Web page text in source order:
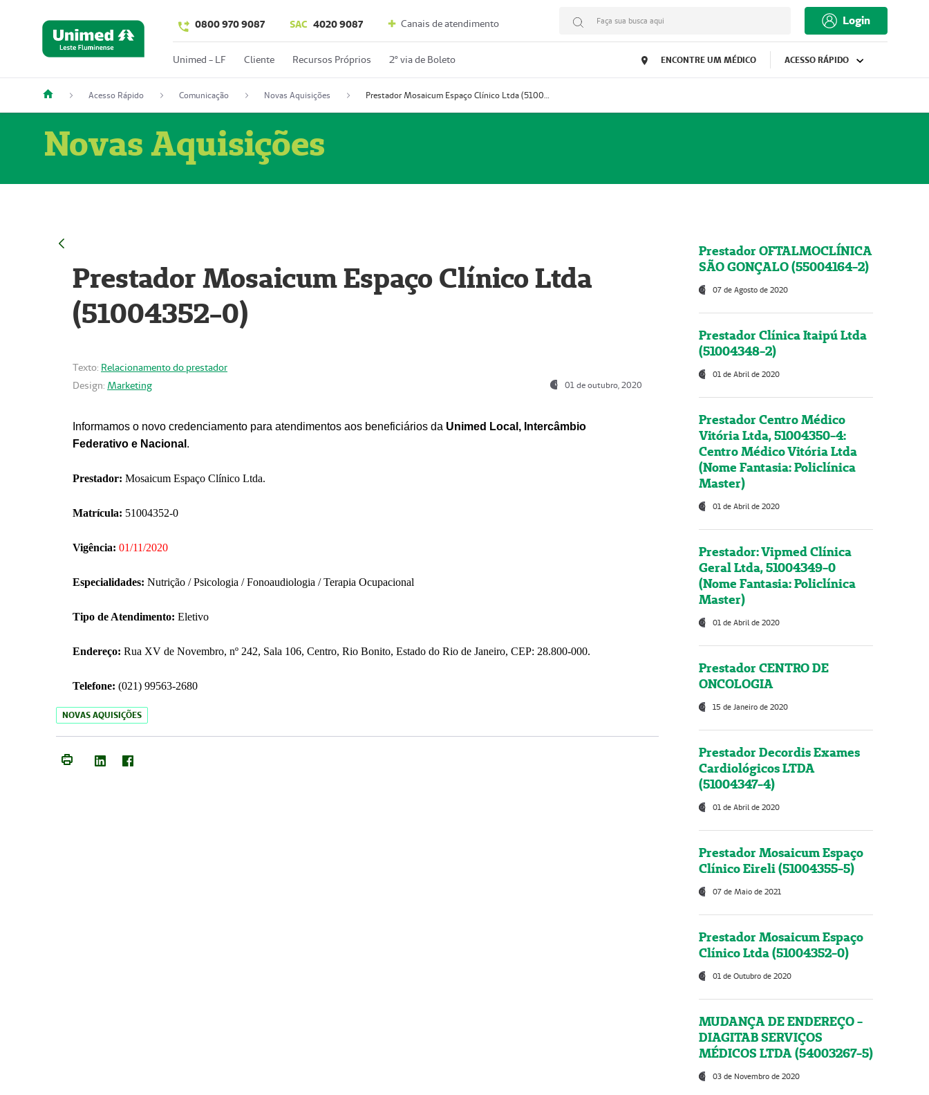
0800 970 9087 SAC 4020 9087 Canais de atendimento Faça sua busca aqui Login
Unimed - LF Cliente Recursos Próprios 2º via de Boleto ENCONTRE UM MÉDICO ACESSO RÁPIDO
Acesso Rápido Comunicação Novas Aquisições Prestador Mosaicum Espaço Clínico Ltda (51004352-0)
Novas Aquisições
Prestador Mosaicum Espaço Clínico Ltda
(51004352-0)
Texto: Relacionamento do prestador
Design: Marketing 01 de outubro, 2020
Informamos o novo credenciamento para atendimentos aos beneficiários da Unimed Local, Intercâmbio
Federativo e Nacional .
Prestador: Mosaicum Espaço Clínico Ltda.
Matrícula: 51004352-0
Vigência: 01/11/2020
Especialidades: Nutrição / Psicologia / Fonoaudiologia / Terapia Ocupacional
Tipo de Atendimento: Eletivo
Endereço: Rua XV de Novembro, nº 242, Sala 106, Centro, Rio Bonito, Estado do Rio de Janeiro, CEP: 28.800-000.
Telefone: (021) 99563-2680
NOVAS AQUISIÇÕES
Prestador OFTALMOCLÍNICA
SÃO GONÇALO (55004164-2)
07 de Agosto de 2020
Prestador Clínica Itaipú Ltda
(51004348-2)
01 de Abril de 2020
Prestador Centro Médico
Vitória Ltda, 51004350-4:
Centro Médico Vitória Ltda
(Nome Fantasia: Policlínica
Master)
01 de Abril de 2020
Prestador: Vipmed Clínica
Geral Ltda, 51004349-0
(Nome Fantasia: Policlínica
Master)
01 de Abril de 2020
Prestador CENTRO DE
ONCOLOGIA
15 de Janeiro de 2020
Prestador Decordis Exames
Cardiológicos LTDA
(51004347-4)
01 de Abril de 2020
Prestador Mosaicum Espaço
Clínico Eireli (51004355-5)
07 de Maio de 2021
Prestador Mosaicum Espaço
Clínico Ltda (51004352-0)
01 de Outubro de 2020
MUDANÇA DE ENDEREÇO -
DIAGITAB SERVIÇOS
MÉDICOS LTDA (54003267-5)
03 de Novembro de 2020